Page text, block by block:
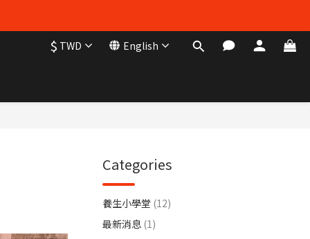
$ TWD English
Categories
養生小學堂 (12)
最新消息 (1)